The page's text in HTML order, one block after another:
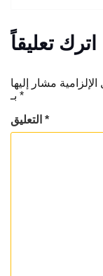
اترك تعليقاً
الإلزامية مشار إليها
*
*